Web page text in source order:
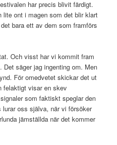
har precis blivit färdigt.
ont i magen som det blir klart
bara ett av dem som framförs
Och visst har vi kommit fram
säger jag ingenting om. Men
För omedvetet skickar det ut
felaktigt visar en skev
som faktiskt speglar den
oss själva, när vi försöker
jämställda när det kommer